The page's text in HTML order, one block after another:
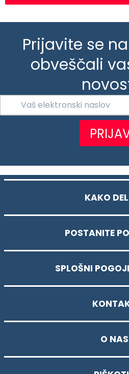
Prijavite se na
obveščali
KAKO
POSTANITE
SPLOŠNI
O NAS